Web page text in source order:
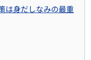
は身だしなみの最重